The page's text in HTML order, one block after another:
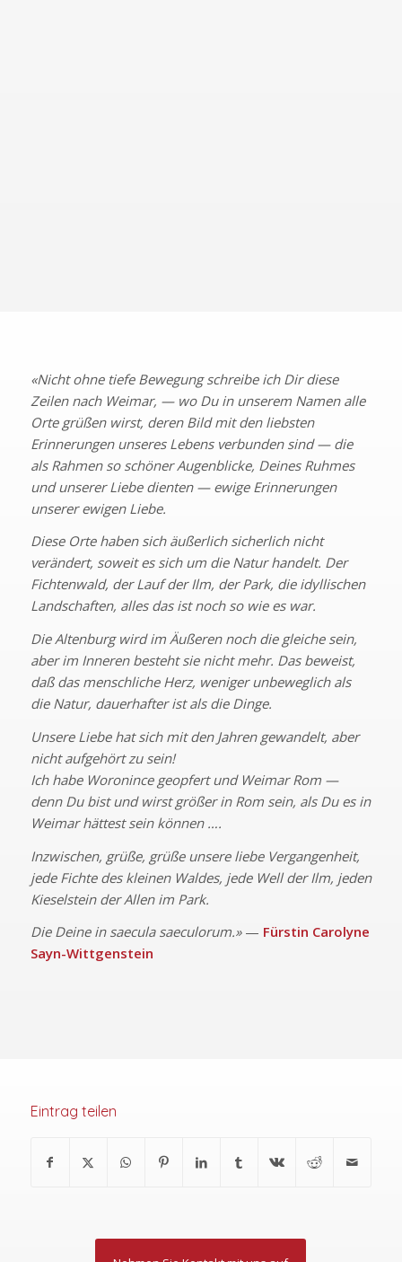
«Nicht ohne tiefe Bewegung schreibe ich Dir diese
Zeilen nach Weimar, — wo Du in unserem Namen alle
Orte grüßen wirst, deren Bild mit den liebsten
Erinnerungen unseres Lebens verbunden sind — die
als Rahmen so schöner Augenblicke, Deines Ruhmes
und unserer Liebe dienten — ewige Erinnerungen
unserer ewigen Liebe.
Diese Orte haben sich äußerlich sicherlich nicht
verändert, soweit es sich um die Natur handelt. Der
Fichtenwald, der Lauf der Ilm, der Park, die idyllischen
Landschaften, alles das ist noch so wie es war.
Die Altenburg wird im Äußeren noch die gleiche sein,
aber im Inneren besteht sie nicht mehr. Das beweist,
daß das menschliche Herz, weniger unbeweglich als
die Natur, dauerhafter ist als die Dinge.
Unsere Liebe hat sich mit den Jahren gewandelt, aber
nicht aufgehört zu sein!
Ich habe Woronince geopfert und Weimar Rom —
denn Du bist und wirst größer in Rom sein, als Du es in
Weimar hättest sein können ….
Inzwischen, grüße, grüße unsere liebe Vergangenheit,
jede Fichte des kleinen Waldes, jede Well der Ilm, jeden
Kieselstein der Allen im Park.
Die Deine in saecula saeculorum.»— Fürstin Carolyne
Sayn-Wittgenstein
Eintrag teilen